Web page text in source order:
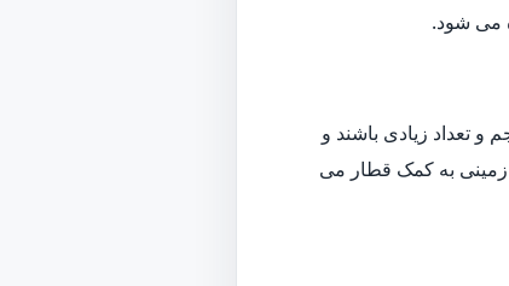
می شود.
و تعداد زیادی باشند و
زمینی به کمک قطار می